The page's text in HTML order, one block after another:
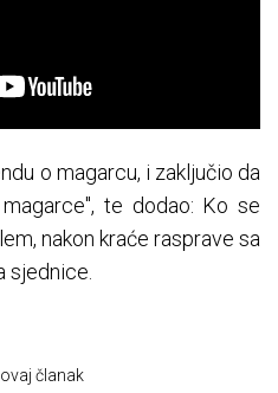
o magarcu, i zaključio da
te dodao: Ko se
nakon kraće rasprave sa
sjednice.
članak